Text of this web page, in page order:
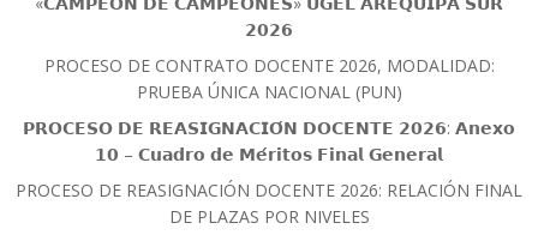
𝟮𝟬𝟮𝟲
PROCESO DE CONTRATO DOCENTE 2026, MODALIDAD:
PRUEBA ÚNICA NACIONAL (PUN)
𝗣𝗥𝗢𝗖𝗘𝗦𝗢 𝗗𝗘 𝗥𝗘𝗔𝗦𝗜𝗚𝗡𝗔𝗖𝗜𝗢́𝗡 𝗗𝗢𝗖𝗘𝗡𝗧𝗘 𝟮𝟬𝟮𝟲: 𝗔𝗻𝗲𝘅𝗼
𝟭𝟬 – 𝗖𝘂𝗮𝗱𝗿𝗼 𝗱𝗲 𝗠𝗲́𝗿𝗶𝘁𝗼𝘀 𝗙𝗶𝗻𝗮𝗹 𝗚𝗲𝗻𝗲𝗿𝗮𝗹
PROCESO DE REASIGNACIÓN DOCENTE 2026: RELACIÓN FINAL
DE PLAZAS POR NIVELES